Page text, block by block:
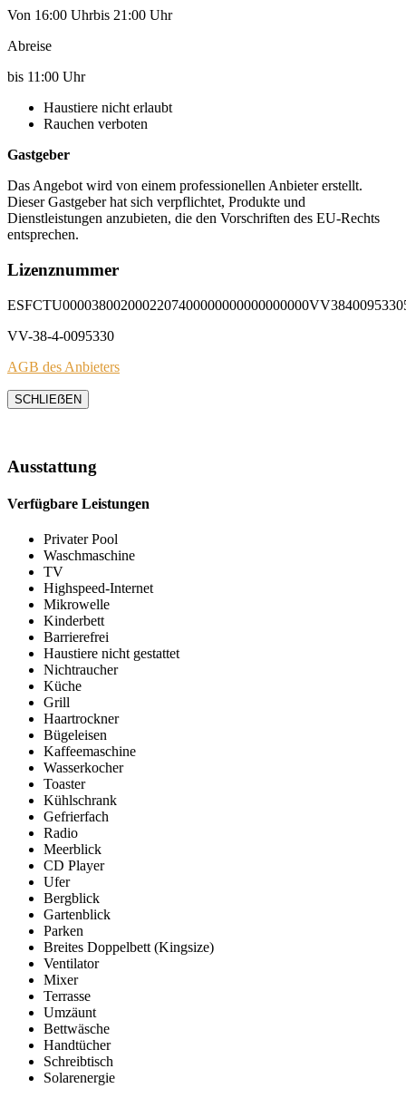
Von 16:00 Uhrbis 21:00 Uhr
Abreise
bis 11:00 Uhr
Haustiere nicht erlaubt
Rauchen verboten
Gastgeber
Das Angebot wird von einem professionellen Anbieter erstellt.
Dieser Gastgeber hat sich verpflichtet, Produkte und
Dienstleistungen anzubieten, die den Vorschriften des EU-Rechts
entsprechen.
Lizenznummer
VV-38-4-0095330
AGB des Anbieters
SCHLIEẞEN
Ausstattung
Verfügbare Leistungen
Privater Pool
Waschmaschine
TV
Highspeed-Internet
Mikrowelle
Kinderbett
Barrierefrei
Haustiere nicht gestattet
Nichtraucher
Küche
Grill
Haartrockner
Bügeleisen
Kaffeemaschine
Wasserkocher
Toaster
Kühlschrank
Gefrierfach
Radio
Meerblick
CD Player
Ufer
Bergblick
Gartenblick
Parken
Breites Doppelbett (Kingsize)
Ventilator
Mixer
Terrasse
Umzäunt
Bettwäsche
Handtücher
Schreibtisch
Solarenergie